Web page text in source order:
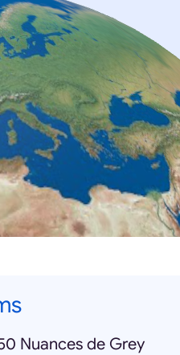
Nuances de Grey